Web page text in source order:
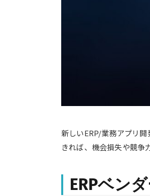
新しいERP/業務アプリ
きれば、機会損失や競争
ERPベン